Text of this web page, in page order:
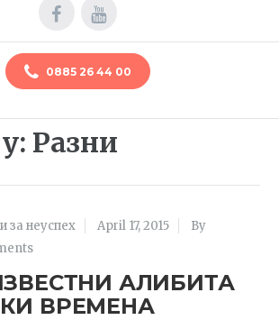
0885 26 44 00
Разни
за неуспех April 17, 2015
By
АЛИБИТА
ВРЕМЕНА